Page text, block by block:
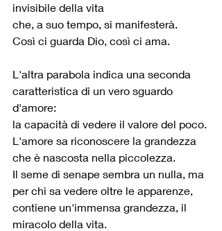
invisibile della vita
che, a suo tempo, si manifesterà.
Così ci guarda Dio, così ci ama.
L'altra parabola indica una seconda
caratteristica di un vero sguardo
d'amore:
la capacità di vedere il valore del poco.
L'amore sa riconoscere la grandezza
che è nascosta nella piccolezza.
Il seme di senape sembra un nulla, ma
per chi sa vedere oltre le apparenze,
contiene un'immensa grandezza, il
miracolo della vita.